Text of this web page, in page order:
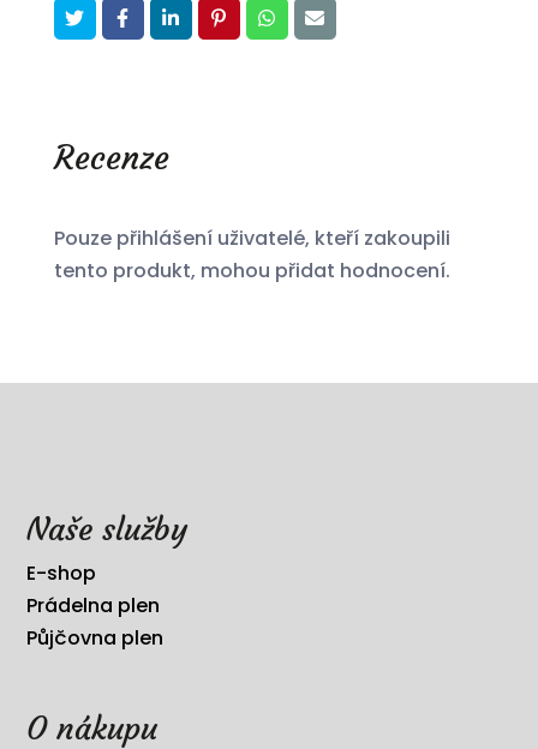
Recenze
Pouze přihlášení uživatelé, kteří zakoupili
tento produkt, mohou přidat hodnocení.
Naše služby
E-shop
Prádelna plen
Půjčovna plen
O nákupu